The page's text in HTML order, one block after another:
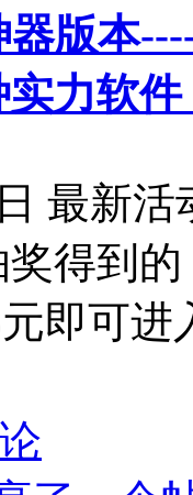
器版本
力软件
最新
得到
即可